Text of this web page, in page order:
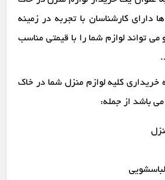
دارای کارشناسان با تجربه در زمینه
می تواند لوازم شما را با قیمتی مناسب
کلیه لوازم منزل شما در خاک
باشد از جمله: